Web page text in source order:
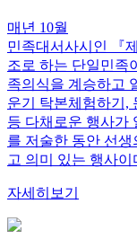
매년 10월
민족대서사시인 『
조로 하는 단일민족
족의식을 계승하고
운기 탁본체험하기,
등 다채로운 행사가
를 저술한 동안 선생
고 의미 있는 행사이
자세히보기